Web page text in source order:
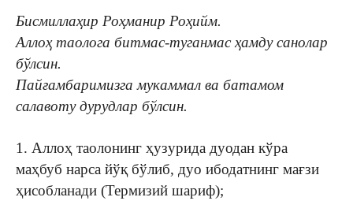
Бисмиллаҳир Роҳманир Роҳийм.
Аллоҳ таолога битмас-туганмас ҳамду санолар
бўлсин.
Пайғамбаримизга мукаммал ва батамом
салавоту дурудлар бўлсин.
1. Аллоҳ таолонинг ҳузурида дуодан кўра
маҳбуб нарса йўқ бўлиб, дуо ибодатнинг мағзи
ҳисобланади (Термизий шариф);